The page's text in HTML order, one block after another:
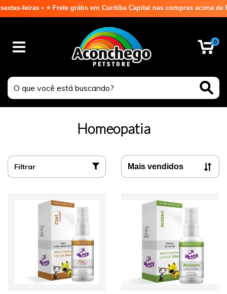
grátis em Curitiba Capital nas compras acima de R$ 99,99⭐ ⭐
0
Homeopatia
Filtrar